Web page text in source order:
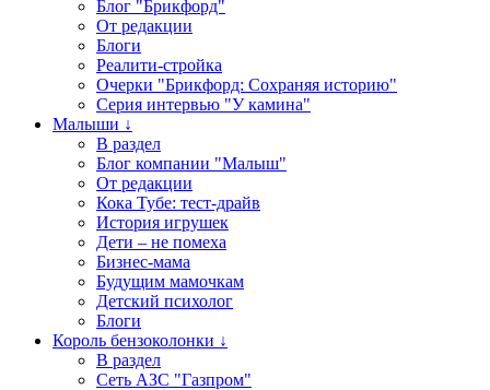
Блог "Брикфорд"
От редакции
Блоги
Реалити-стройка
Очерки "Брикфорд: Сохраняя историю"
Серия интервью "У камина"
Малыши ↓
В раздел
Блог компании "Малыш"
От редакции
Кока Тубе: тест-драйв
История игрушек
Дети – не помеха
Бизнес-мама
Будущим мамочкам
Детский психолог
Блоги
Король бензоколонки ↓
В раздел
Сеть АЗС "Газпром"